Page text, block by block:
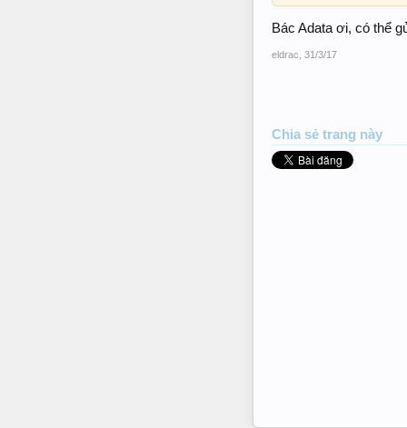
Bác Adata ơi, có thể
eldrac 31/3/17
Chia sẻ trang này